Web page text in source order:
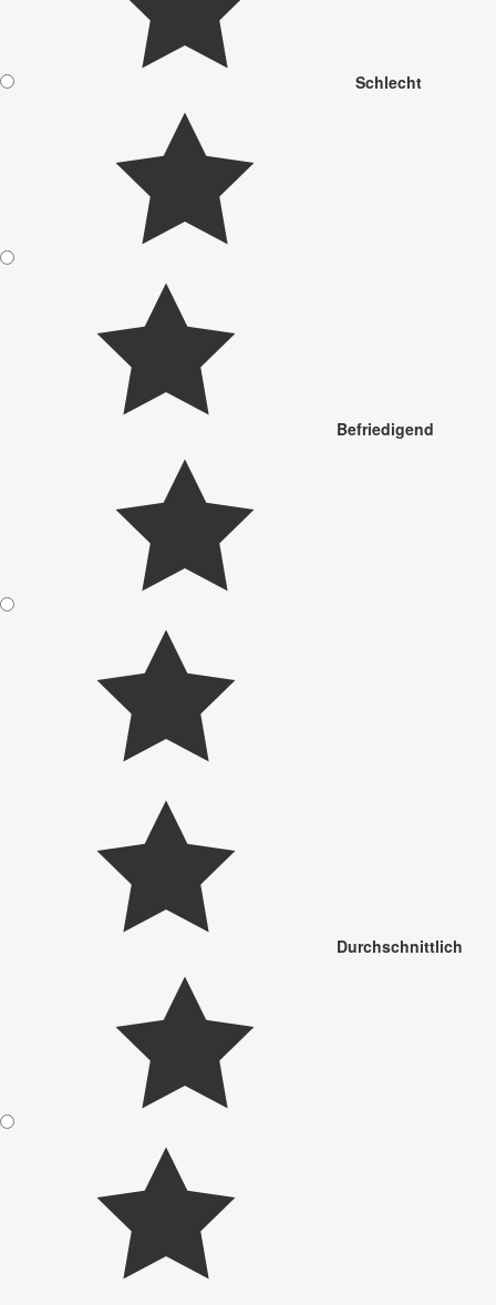
Schlecht
Befriedigend
Durchschnittlich